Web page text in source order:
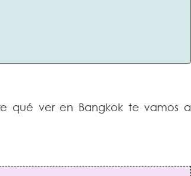
qué ver en Bangkok te vamos a